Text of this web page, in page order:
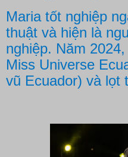
Maria tốt nghiệp
thuật và hiện là
nghiệp. Năm
Miss Universe
vũ Ecuador) và lọt